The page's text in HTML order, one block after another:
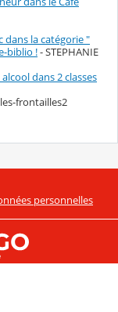
dans la catégorie "
biblio !- STEPHANIE
dans 2 classes
frontailles2
personnelles